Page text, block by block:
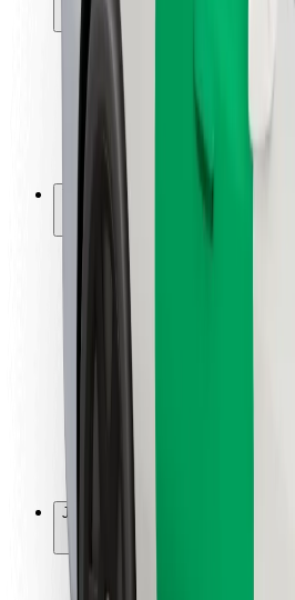
Sijainnit
Kaupunkiratkaisut
Lentokentät
Boltin lataustelineet
Matkustajille
Kuljettajille
Ruokaläheteille
Bolt Food
Fleet Ownereille
Ravintoloille
Jotain muuta
Tavarantoimittajille